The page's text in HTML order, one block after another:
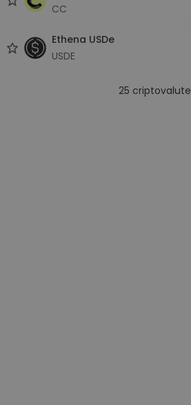
CC
Ethena USDe
USDE
25 criptovalute